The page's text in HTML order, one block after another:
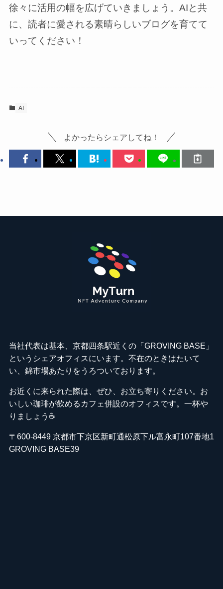
徐々に活用の幅を広げていきましょう。AIと共
に、読者に愛される素晴らしいブログを育てて
いってください！
AI
よかったらシェアしてね！
当社代表は基本、京都四条駅近くの「GROVING BASE」
というシェアオフィスにいます。不在のときはたいて
い、錦市場あたりをうろついております。
お近くに来られた際は、ぜひ、お立ち寄りください。お
いしい珈琲が飲めるカフェ併設のオフィスです。一杯や
りましょう☕️
〒600-8449 京都市下京区新町通松原下ル富永町107番地1
GROVING BASE39